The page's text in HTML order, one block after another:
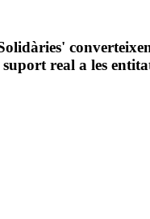
real a les